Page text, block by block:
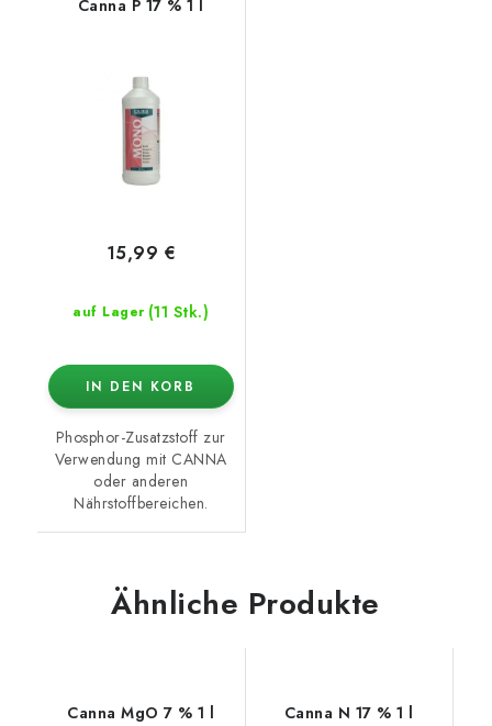
Canna P 17 % 1 l
auf Lager (11 Stk.)
15,99 €
IN DEN KORB
Phosphor-Zusatzstoff zur
Verwendung mit CANNA
oder anderen
Nährstoffbereichen.
Ähnliche Produkte
Canna MgO 7 % 1 l Canna N 17 % 1 l